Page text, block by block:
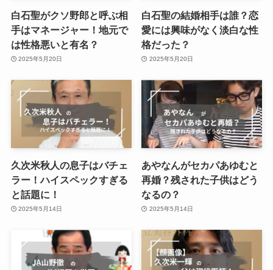
白石聖がクソ野郎と呼ぶ相
手はマネージャー！地元で
は性格悪いと有名？
2025年5月20日
白石聖の結婚相手は誰？恋
愛には興味がなく淡白な性
格だった？
2025年5月20日
久次米秋人の息子はバチェ
ラー！ハイスペックすぎる
と話題に！
2025年5月14日
あやなんがセカパあゆむと
再婚？残された子供はどう
なるの？
2025年5月14日